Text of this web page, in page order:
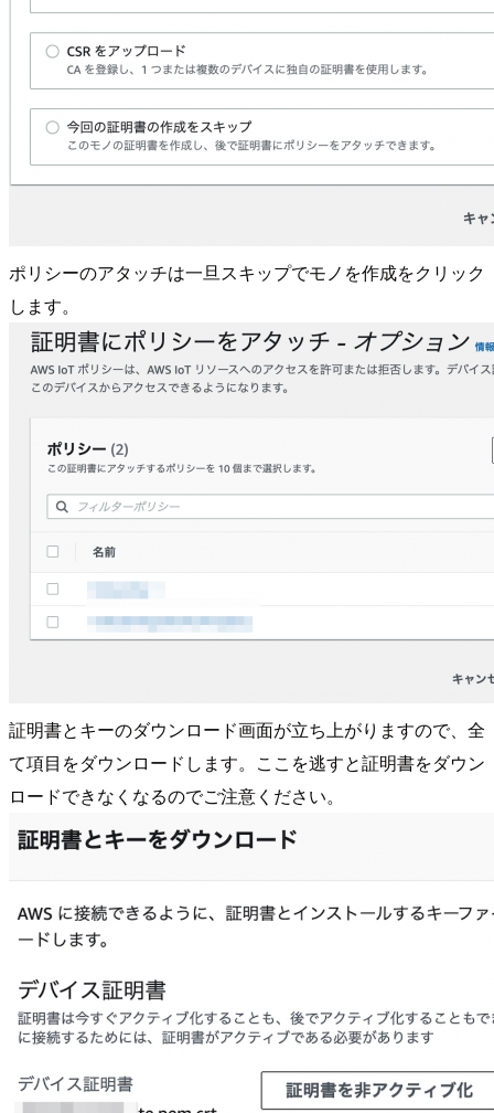
ポリシーのアタッチは一旦スキップでモノを作成をクリック
します。
証明書とキーのダウンロード画面が立ち上がりますので、全
て項目をダウンロードします。ここを逃すと証明書をダウン
ロードできなくなるのでご注意ください。